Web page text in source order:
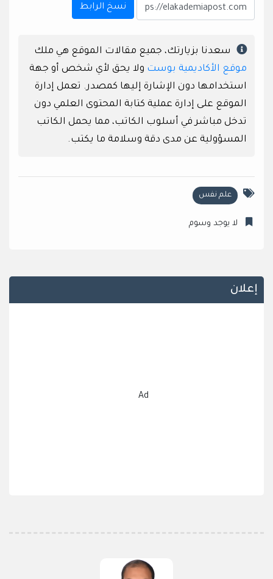
نسخ الرابط
سعدنا بزيارتك، جميع مقالات الموقع هي ملك
موقع الأكاديمية بوست ولا يحق لأي شخص أو جهة
استخدامها دون الإشارة إليها كمصدر. تعمل إدارة
الموقع على إدارة عملية كتابة المحتوى العلمي دون
تدخل مباشر في أسلوب الكاتب، مما يحمل الكاتب
المسؤولية عن مدى دقة وسلامة ما يكتب.
علم نفس
لا يوجد وسوم
إعلان
Ad